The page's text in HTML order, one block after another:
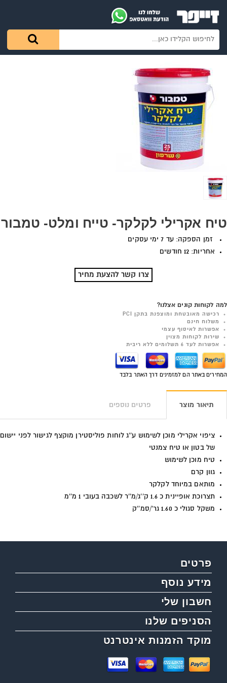
טיח אקרילי לקלקר- טייח ומלט- טמבור
זמן הספקה: עד 7 ימי עסקים
אחריות: 12 חודשים
צרו קשר להצעת מחיר
למה לקוחות קונים אצלנו?
רכישה מאובטחת ומוצפנת בתקן PCI
משלוח חינם
אפשרות לאיסוף עצמי
שירות לקוחות מצוין
אפשרות לעד 6 תשלומים ללא ריבית
המחירים באתר הם למזמינים דרך האתר בלבד
תיאור מוצר פרטים נוספים
ציפוי אקרילי מוכן לשימוש ע''ג לוחות פוליסטירן מוקצף לגישור לפני יישום
של בטון או טיח צמנטי
טיח מוכן לשימוש
גוון קרם
מותאם במיוחד לקלקר
תצרוכת אופיינית כ 1.6 ק''ג/מ''ר לשכבה בעובי 1 מ''מ
משקל סגולי כ 1.60 גר'/סמ''ק
פרטים
מידע נוסף
חשבון שלי
הסניפים שלנו
מוקד הזמנות אינטרנט